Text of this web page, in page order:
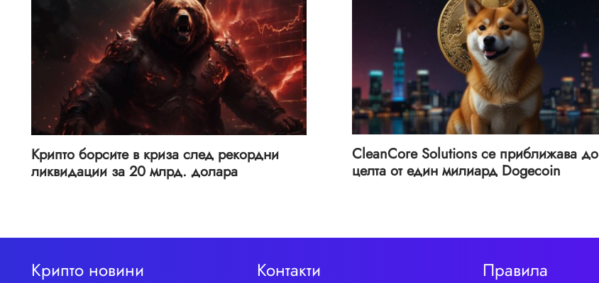
Крипто борсите в криза след рекордни
ликвидации за 20 млрд. долара
CleanCore Solutions се приближава до
целта от един милиард Dogecoin
Крипто новини Контакти Правила